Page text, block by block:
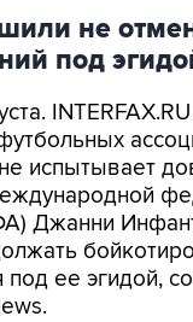
не
под
испытывает
Джанни
под ее эгидой,